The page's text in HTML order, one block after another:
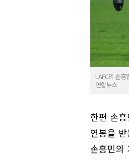
LAFC의 손
연합뉴스
한편 손
연봉을
손흥민의